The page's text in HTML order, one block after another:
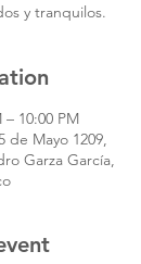
y tranquilos.
– 10:00 PM
de Mayo 1209,
Garza García,